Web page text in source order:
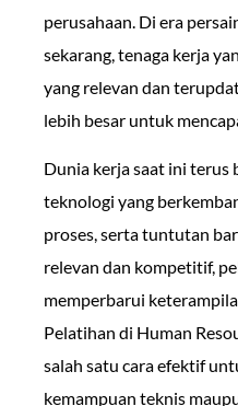
perusahaan. Di era
sekarang, tenaga kerja
yang relevan dan
lebih besar untuk
Dunia kerja saat ini terus
teknologi yang
proses, serta tuntutan
relevan dan kompetitif,
memperbarui
Pelatihan di Human
salah satu cara efektif
kemampuan teknis